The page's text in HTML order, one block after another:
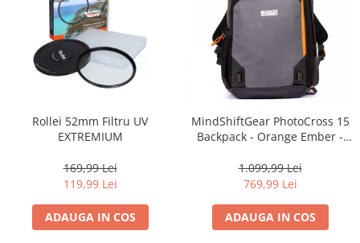
Rollei 52mm Filtru UV
EXTREMIUM
169,99 Lei
119,99 Lei
ADAUGA IN COS
MindShiftGear PhotoCross 15
Backpack - Orange Ember -
1.099,99 Lei
769,99 Lei
ADAUGA IN COS